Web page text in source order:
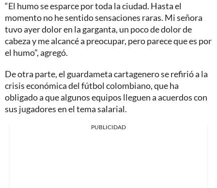
“El humo se esparce por toda la ciudad. Hasta el
momento no he sentido sensaciones raras. Mi señora
tuvo ayer dolor en la garganta, un poco de dolor de
cabeza y me alcancé a preocupar, pero parece que es por
el humo”, agregó.
De otra parte, el guardameta cartagenero se refirió a la
crisis económica del fútbol colombiano, que ha
obligado a que algunos equipos lleguen a acuerdos con
sus jugadores en el tema salarial.
PUBLICIDAD